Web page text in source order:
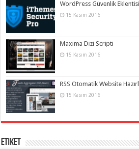
WordPress Güvenlik
15 Kasım 2016
Maxima Dizi Scripti
15 Kasım 2016
RSS Otomatik Website
15 Kasım 2016
Etiket